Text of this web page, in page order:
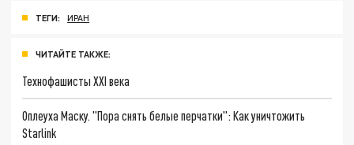
ТЕГИ: ИРАН
ЧИТАЙТЕ ТАКЖЕ:
Технофашисты XXI века
Оплеуха Маску. "Пора снять белые перчатки": Как уничтожить
Starlink